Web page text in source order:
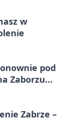
w
pod
Zaborzu
Zabrze –